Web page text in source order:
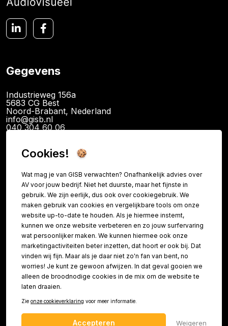
Gegevens
Industrieweg 156a
5683 CG Best
Noord-Brabant, Nederland
info@gisb.nl
040 304 60 06
IBAN NL14INGB0120094886
Informatie
Contact
FAQ
Over ons
Referenties
Vacatures
Teamviewer
Cookies!
Wat mag je van GISB verwachten? Onafhankelijk advies over
AV voor jouw bedrijf. Niet het duurste, maar het fijnste in
gebruik. We zijn eerlijk, dus ook over cookiegebruik. We
maken gebruik van cookies en vergelijkbare tools om onze
website up-to-date te houden. Als je hiermee instemt,
kunnen we onze website verbeteren en zo jouw surfervaring
wat persoonlijker maken. We kunnen hiermee ook onze
marketingactiviteiten beter inzetten, dat hoort er ook bij. Dat
vinden wij fijn. Maar als je daar niet zo'n fan van bent, no
worries! Je kunt ze gewoon afwijzen. In dat geval gooien we
alleen de broodnodige cookies in de mix om de website te
laten draaien.
Zie onze cookieverklaring voor meer informatie.
Accepteren Weigeren